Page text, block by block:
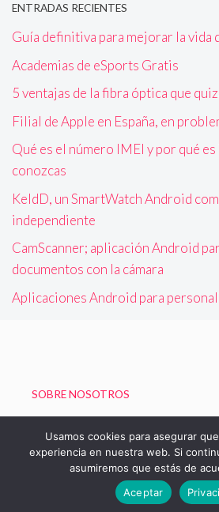
ENTRADAS RECIENTES
Guía definitiva para mejorar la vida
Academias de eSports Gratis
5 ventajas de la fibra óptica que
Filial de Apple en España, en
Qué es el número IMEI y por qué
conozcas
KeldD, un SmartWatch Android
independiente
CamScanner; aplicación Android
documentos con la cámara
Aplicaciones Android para
SOBRE NOSOTROS
© 2026 Blog de Boizu -
Usamos cookies para asegurar
experiencia en nuestra web. Si
asumiremos que estás de
Aceptar